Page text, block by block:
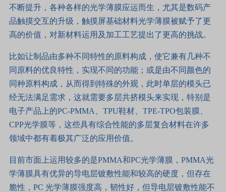
不断提升，各种各样的光学薄膜应运而生，尤其是数码产
品触摸交互的升级，触摸屏基础材料光学薄膜被赋予了更
高的价值，对新材料运用及加工工艺提出了更高的挑战。
比如让制品由多种不同特性的原料构成，使它兼有几种不
同原料的优良特性，实现不同的功能；或是由不同颜色的
同种原料构成，从而得到特殊的外观，此时单层的模头已
经无法满足需求，这就需要多层共挤模头来实现，特别是
电子产品上的PC-PMMA、TPU鞋材、TPE-TPO包装膜、
CPP光学膜等，这些具有综合性能的多层复合材料在许多
领域中都有着极其广泛的应用价值。
目前市面上运用较多的是PMMA和PC光学薄膜，PMMA光
学薄膜具有优异的导电层镀敷性能和较高的硬度，但存在
脆性，PC 光学薄膜强度高，韧性好，但导电层镀敷性能不